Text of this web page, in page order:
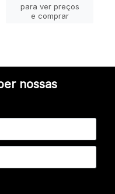
para ver preços
e comprar
nossas